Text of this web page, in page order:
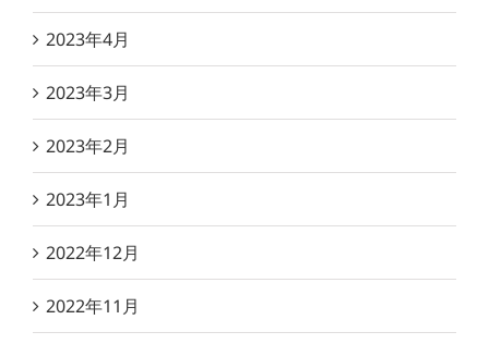
2023年4月
2023年3月
2023年2月
2023年1月
2022年12月
2022年11月